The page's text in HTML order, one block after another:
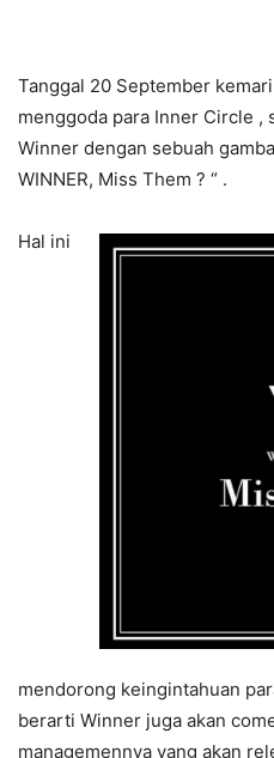
Tanggal 20 September
menggoda para Inner Circle ,
Winner dengan sebuah
WINNER, Miss Them ? “ .
Hal ini
mendorong keingintahuan
berarti Winner juga akan
managemennya yang akan